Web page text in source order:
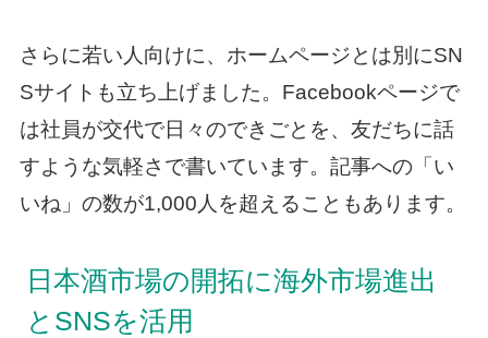
さらに若い人向けに、ホームページとは別にSN
Sサイトも立ち上げました。Facebookページで
は社員が交代で日々のできごとを、友だちに話
すような気軽さで書いています。記事への「い
いね」の数が1,000人を超えることもあります。
日本酒市場の開拓に海外市場進出
とSNSを活用